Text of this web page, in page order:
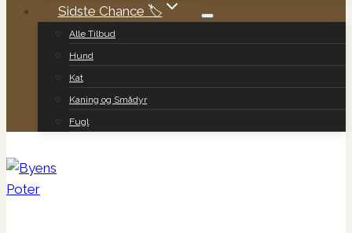
Sidste Chance 🏷️
Alle Tilbud
Hund
Kat
Kaning og Smådyr
Fugl